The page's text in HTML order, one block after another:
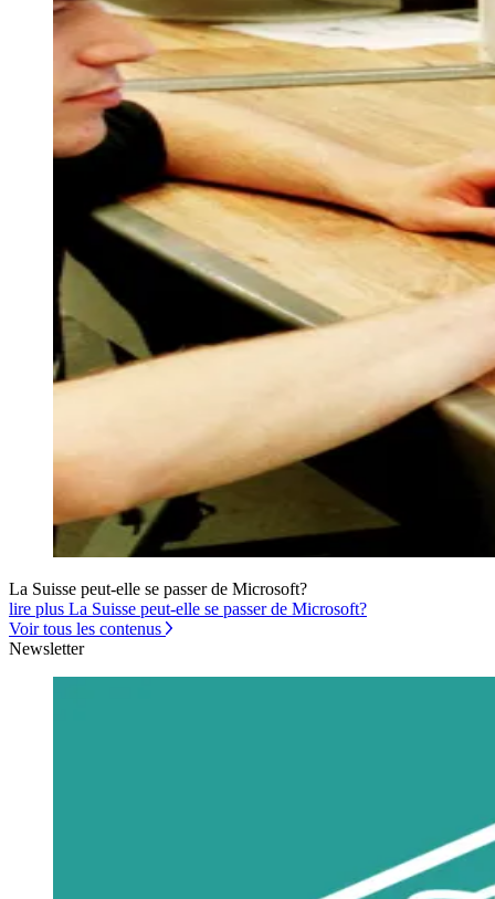
La Suisse peut-elle se passer de Microsoft?
lire plus La Suisse peut-elle se passer de Microsoft?
Voir tous les contenus
Newsletter